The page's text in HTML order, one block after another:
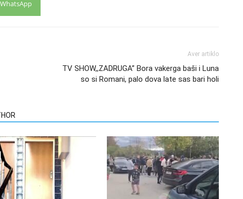
WhatsApp
Aver artiklo
TV SHOW,,ZADRUGA” Bora vakerga baši i Luna
so si Romani, palo dova late sas bari holi